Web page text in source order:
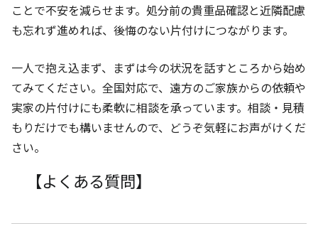
ことで不安を減らせます。処分前の貴重品確認と近隣配慮
も忘れず進めれば、後悔のない片付けにつながります。
一人で抱え込まず、まずは今の状況を話すところから始め
てみてください。全国対応で、遠方のご家族からの依頼や
実家の片付けにも柔軟に相談を承っています。相談・見積
もりだけでも構いませんので、どうぞ気軽にお声がけくだ
さい。
【よくある質問】